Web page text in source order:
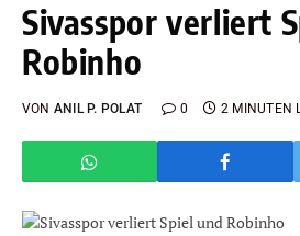
Sivasspor verliert
Robinho
VON ANIL P. POLAT 0 2 MINUTEN